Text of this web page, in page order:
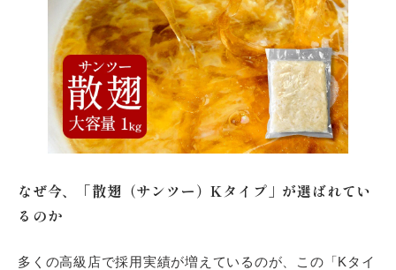
なぜ今、「散翅（サンツー）Kタイプ」が選ばれてい
るのか
多くの高級店で採用実績が増えているのが、この「Kタイ